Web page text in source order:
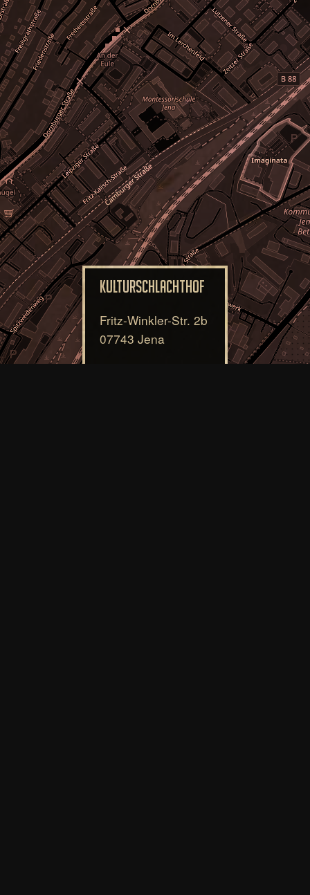
Kulturschlachthof
Fritz-Winkler-Str. 2b
07743 Jena